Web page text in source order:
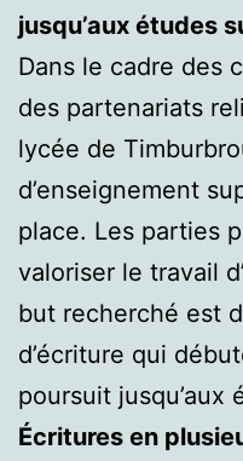
jusqu’aux études
Dans le cadre des
des partenariats
lycée de
d’enseignement
place. Les parties
valoriser le travail
but recherché est
d’écriture qui
poursuit jusqu’aux
Écritures en